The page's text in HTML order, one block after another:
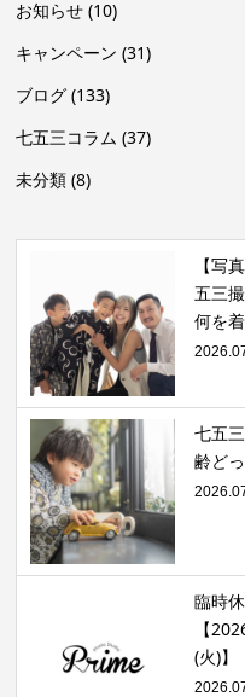
お知らせ (10)
キャンペーン (31)
ブログ (133)
七五三コラム (37)
未分類 (8)
【写
五三
何を
七五
齢ど
臨時
【
(火)】